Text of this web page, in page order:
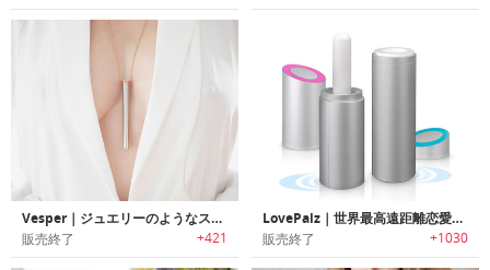
Vesper｜ジュエリーのようなステンレス製アクセサリー
販売終了 +421
LovePalz｜世界最高遠距離恋愛のための対話式おもちゃ
販売終了 +1030